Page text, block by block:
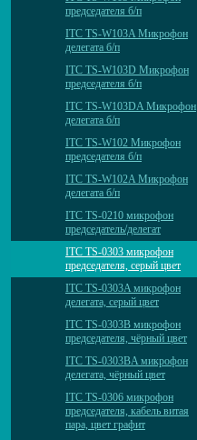
председателя б/п
ITC TS-W103A Микрофон
делегата б/п
ITC TS-W103D Микрофон
председателя б/п
ITC TS-W103DA Микрофон
делегата б/п
ITC TS-W102 Микрофон
председателя б/п
ITC TS-W102A Микрофон
делегата б/п
ITC TS-0210 микрофон
председатель/делегат
ITC TS-0303 микрофон
председателя, серый цвет
ITC TS-0303A микрофон
делегата, серый цвет
ITC TS-0303B микрофон
председателя, чёрный цвет
ITC TS-0303BA микрофон
делегата, чёрный цвет
ITC TS-0306 микрофон
председателя, кабель витая
пара, цвет графит